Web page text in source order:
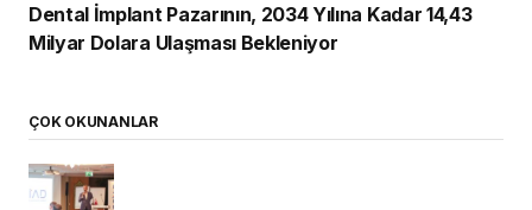
Dental İmplant Pazarının, 2034 Yılına Kadar 14,43
Milyar Dolara Ulaşması Bekleniyor
ÇOK OKUNANLAR